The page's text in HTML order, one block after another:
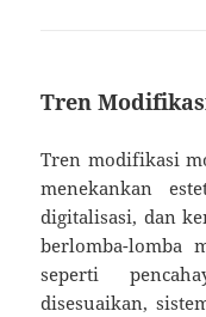
Tren
Tren modifikasi
menekankan
digitalisasi, dan
berlomba-lomba
seperti
disesuaikan,